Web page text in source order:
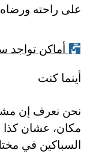
على راحته
أماكن تواجد
أينما كنت
نحن نعرف إن
مكان، عشان كذا
السباكين في